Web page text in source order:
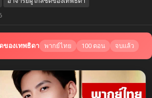
ของเทพธิดา พากย์ไทย 100 ตอน จบแล้ว